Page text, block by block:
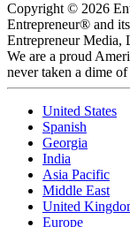
Copyright © 2026
Entrepreneur® and
Entrepreneur Media,
We are a proud
never taken a dime
United States
Spanish
Georgia
India
Asia Pacific
Middle East
United
Europe